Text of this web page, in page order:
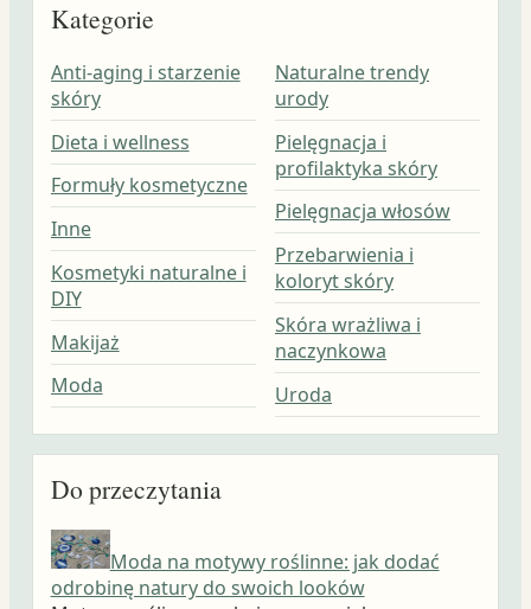
Kategorie
Anti-aging i starzenie
skóry
Dieta i wellness
Formuły kosmetyczne
Inne
Kosmetyki naturalne i
DIY
Makijaż
Moda
Naturalne trendy
urody
Pielęgnacja i
profilaktyka skóry
Pielęgnacja włosów
Przebarwienia i
koloryt skóry
Skóra wrażliwa i
naczynkowa
Uroda
Do przeczytania
Moda na motywy roślinne: jak dodać
odrobinę natury do swoich looków